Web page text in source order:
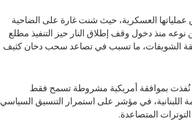
العسكرية، حيث شنت غارة على الضاحية
نوعه منذ دخول وقف إطلاق النار حيز التنفيذ مطلع
الشويفات، ما تسبب في تصاعد سحب دخان كثيف
نُفذت بموافقة أمريكية مشروطة تسمح فقط
اللبنانية، في مؤشر على استمرار التنسيق السياسي
المتصاعدة.